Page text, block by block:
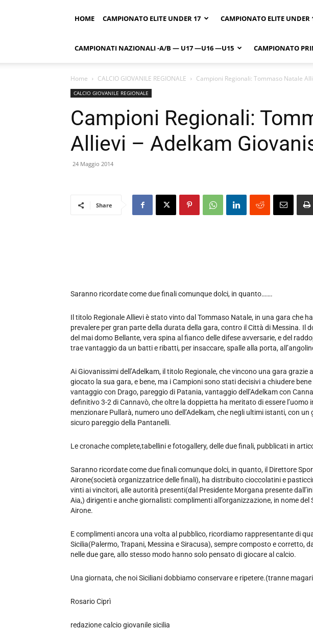
HOME CAMPIONATO ELITE UNDER 17 CAMPIONATO ELITE UNDER
CAMPIONATI NAZIONALI -A/B — U17 —U16 —U15 CAMPIONATO
Home CALCIO GIOVANILE REGIONALE Campioni Regionali: Tommaso Natale
CALCIO GIOVANILE REGIONALE
Campioni Regionali:
Allievi – Adelkam
24 Maggio 2014
Share
Saranno ricordate come due finali comunque dolci, in quanto…….
Il titolo Regionale Allievi è stato vinto dal Tommaso Natale, in una gara che
prevalere per gran parte della durata della gara, contro il Città di Messina. Il
del mai domo Bellante, vera spina al fianco delle difese avversarie, e del
trae vantaggio da un batti e ribatti, per insaccare, spalle alla porta,
Ai Giovanissimi dell’Adelkam, il titolo Regionale, che vincono una gara grazie
giocato la sua gara, e bene, ma i Campioni sono stati decisivi a chiudere
vantaggio con Drago, pareggio di Patania, vantaggio dell’Adelkam con
definitivo 3-2 di Cannavò, che oltre la doppietta ha meritato di essere l’uomo
menzionare Pullarà, numero uno dell’Adelkam, che negli ultimi istanti, con
sicuro pareggio della Pantanelli.
Le cronache complete,tabellini e fotogallery, delle due finali, pubblicati in
Saranno ricordate come due finali comunque dolci, in quanto, il Direttore
Airone(società organizzatrice delle finali), ha distribuito cioccolatini e
vinti ai vincitori, alle autorità presenti(dal Presidente Morgana presente
Aia,) dirigenti e anche giornalisti: complimenti all’organizzazione, in nome del
Airone.
E complimenti ancora una volta al pubblico, ricordiamo rappresentante di
Sicilia(Palermo, Trapani, Messina e Siracusa), sempre composto e corretto,
nelle due gare, allo stesso modo hanno solo pensato di giocare al calcio.
Una giornata, che noi Siciliani dobbiamo conservare e ripetere.(tranne
Rosario Ciprì
redazione calcio giovanile sicilia